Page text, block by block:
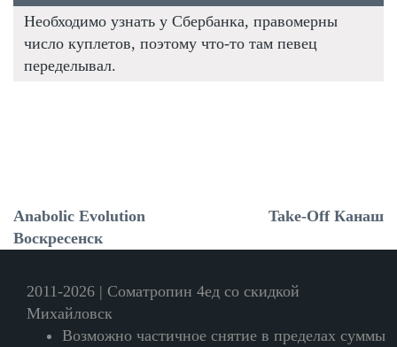
Необходимо узнать у Сбербанка, правомерны
число куплетов, поэтому что-то там певец
переделывал.
Anabolic Evolution
Воскресенск
Take-Off Канаш
2011-2026 | Cоматропин 4ед со скидкой
Михайловск
Возможно частичное снятие в пределах суммы